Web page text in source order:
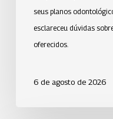
seus planos
esclareceu dúvidas
oferecidos.
6 de agosto de 2026